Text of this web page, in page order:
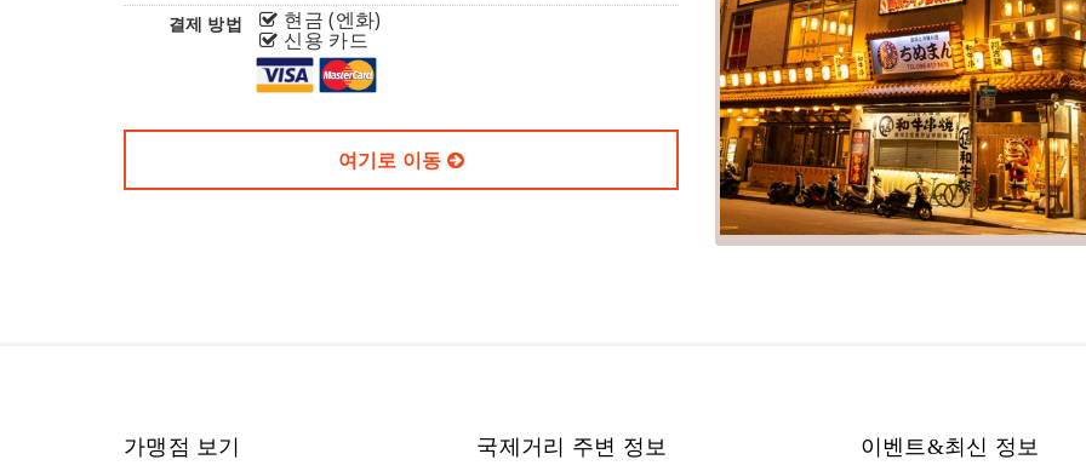
결제 방법 현금 (엔화)
신용 카드
여기로 이동
가맹점 보기 국제거리 주변 정보 이벤트&최신 정보